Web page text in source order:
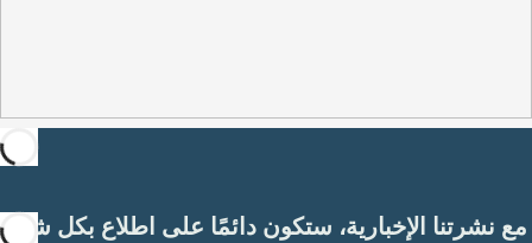
مع نشرتنا الإخبارية، ستكون دائمًا على اطلاع بكل شيء